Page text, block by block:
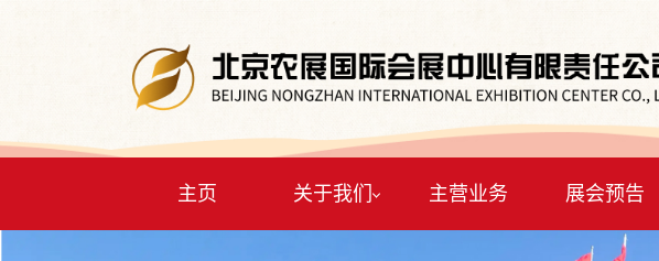
主页 关于我们 主营业务 展会预告